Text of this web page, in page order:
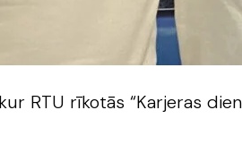
RTU rīkotās “Karjeras